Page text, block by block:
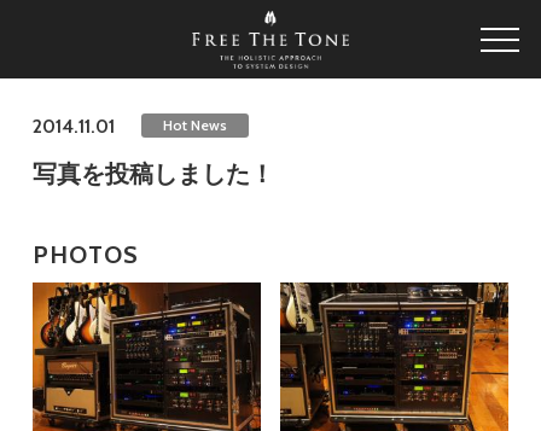
2014.11.01 Hot News
写真を投稿しました！
PHOTOS